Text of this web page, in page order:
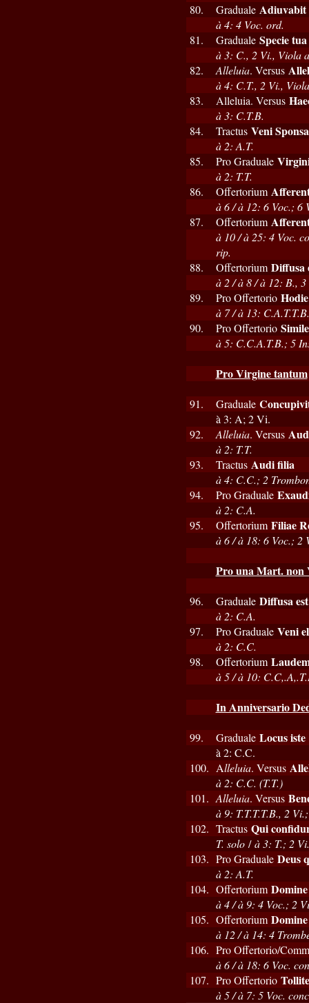
80. Graduale Adiuvabit
à 4: 4 Voc. ord.
81.
Graduale Specie tua
à 3: C., 2 Vi., Viola
82.
Alleluia. Versus
à 4: C.T., 2 Vi.,
83.
Alleluia. Versus
à 3: C.T.B.
84.
Tractus Veni
à 2: A.T.
85.
Pro Graduale
à 2: T.T.
86.
Offertorium
à 6 / à 12: 6 Voc.; 6
87.
Offertorium
à 10 / à 25: 4 Voc.
rip.
88.
Offertorium Diffusa
à 2 / à 8 / à 12: B.,
89.
Pro Offertorio
à 7 / à 13:
90.
Pro Offertorio
à 5: C.C.A.T.B.; 5
Pro Virgine tantum
91. Graduale
à 3: A; 2 Vi.
92.
Alleluia. Versus
à 2: T.T.
93.
Tractus Audi filia
à 4: C.C.; 2
94.
Pro Graduale
à 2: C.A.
95.
Offertorium Filiae
à 6 / à 18: 6 Voc.; 2
Pro una Mart. non
96. Graduale Diffusa
à 2: C.A.
97.
Pro Graduale Veni
à 2: C.C.
98.
Offertorium
à 5 / à 10:
In Anniversario
99. Graduale Locus iste
à 2: C.C.
100. Alleluia. Versus
à 2: C.C. (T.T.)
101. Alleluia. Versus
à 9: T.T.T.T.B., 2
102. Tractus Qui
T. solo/à 3: T.; 2
103. Pro Graduale Deus
à 2: A.T.
104. Offertorium
à 4 / à 9: 4 Voc.; 2
105. Offertorium
à 12 / à 14: 4
106. Pro Offertorio/
à 6 / à 18: 6 Voc.
107. Pro Offertorio
à 5 / à 7: 5 Voc.